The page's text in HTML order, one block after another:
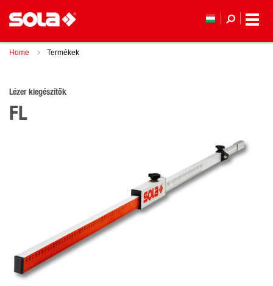
Home Termékek
Lézer kiegészítők
FL